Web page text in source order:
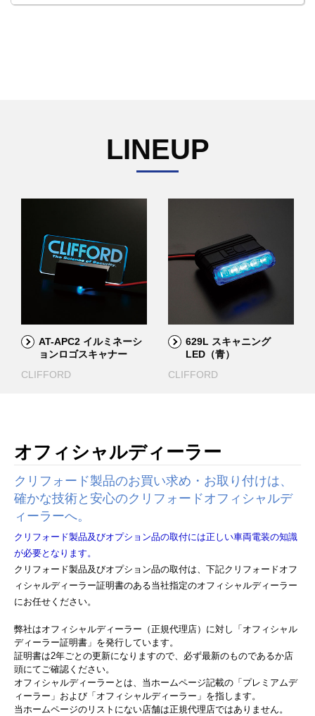
LINEUP
AT-APC2 イルミネーシ
ョンロゴスキャナー
CLIFFORD
629L スキャニング
LED（青）
CLIFFORD
オフィシャルディーラー
クリフォード製品のお買い求め・お取り付けは、
確かな技術と安心のクリフォードオフィシャルデ
ィーラーへ。
クリフォード製品及びオプション品の取付には正しい車両電装の知識
が必要となります。
クリフォード製品及びオプション品の取付は、下記クリフォードオフ
ィシャルディーラー証明書のある当社指定のオフィシャルディーラー
にお任せください。
弊社はオフィシャルディーラー（正規代理店）に対し「オフィシャル
ディーラー証明書」を発行しています。
証明書は2年ごとの更新になりますので、必ず最新のものであるか店
頭にてご確認ください。
オフィシャルディーラーとは、当ホームページ記載の「プレミアムデ
ィーラー」および「オフィシャルディーラー」を指します。
当ホームページのリストにない店舗は正規代理店ではありません。